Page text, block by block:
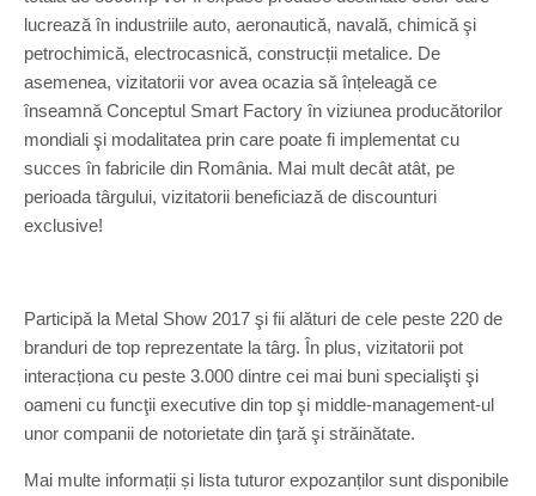
lucrează în industriile auto, aeronautică, navală, chimică şi
petrochimică, electrocasnică, construcții metalice. De
asemenea, vizitatorii vor avea ocazia să înțeleagă ce
înseamnă Conceptul Smart Factory în viziunea producătorilor
mondiali şi modalitatea prin care poate fi implementat cu
succes în fabricile din România. Mai mult decât atât, pe
perioada târgului, vizitatorii beneficiază de discounturi
exclusive!
Participă la Metal Show 2017 şi fii alături de cele peste 220 de
branduri de top reprezentate la târg. În plus, vizitatorii pot
interacționa cu peste 3.000 dintre cei mai buni specialişti şi
oameni cu funcţii executive din top şi middle-management-ul
unor companii de notorietate din ţară şi străinătate.
Mai multe informații și lista tuturor expozanților sunt disponibile